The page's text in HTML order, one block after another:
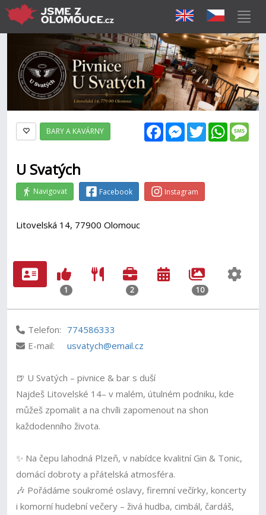
FacebookMessenger
Twitter
BARY A KAVÁRNY
U Svatých
Navigovat Facebook Instagram
Litovelská 14, 77900 Olomouc
1 2 10
Telefon: 774586333
E-mail:
usvatych@email.cz
🍺 U Svatých – pivnice & bar s duší
Najdeš Litovelské 14– v malém, útulném podniku, kde
můžeš zpomalit a na chvíli zapomenout na shon
každodenního života.
✨ Na čepu lahodná Plzeň, v nabídce kvalitní Gin & Tonic,
domácí dobroty a přátelská atmosféra.
🎶 Pořádáme soukromé oslavy, firemní večírky, koncerty
i komorní hudební večery – živá hudba, cimbál, čardáš,